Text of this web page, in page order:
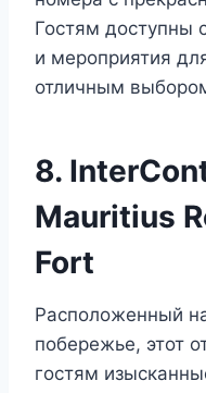
Гостям доступны
и мероприятия
отличным
8.
Mauritius
Fort
Расположенный
побережье, этот
гостям